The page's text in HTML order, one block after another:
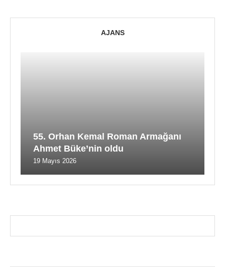
AJANS
55. Orhan Kemal Roman Armağanı
Ahmet Büke’nin oldu
19 Mayıs 2026